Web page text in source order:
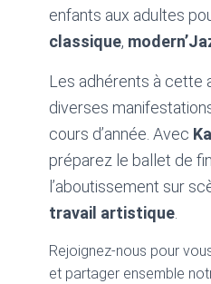
enfants aux adultes
classique,
Les adhérents à cette
diverses
cours d’année. Avec
préparez le ballet de fin
l’aboutissement sur
travail artistique.
Rejoignez-nous pour
et partager ensemble